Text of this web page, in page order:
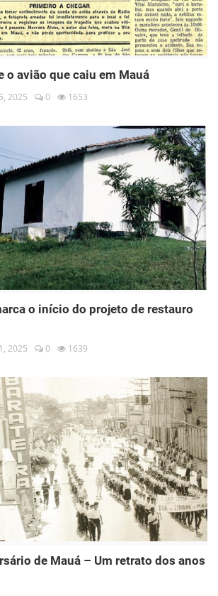
o avião que caiu em Mauá
2025 0 1653
o início do projeto de restauro
2025 0 1639
de Mauá – Um retrato dos anos